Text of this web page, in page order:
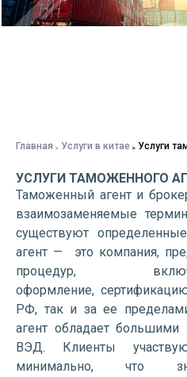
Главная Услуги в китае Услуги
УСЛУГИ ТАМОЖЕННОГО
Таможенный агент и
взаимозаменяемые
существуют
агент — это компания,
процедур,
оформление,
РФ, так и за ее
агент обладает
ВЭД. Клиенты
минимально, что